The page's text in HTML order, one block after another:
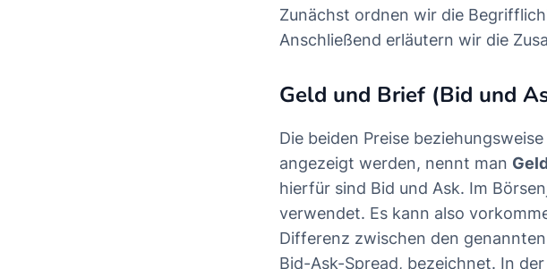
Zunächst ordnen wir die
Anschließend erläutern wir die
Geld und Brief (Bid und
Die beiden Preise
angezeigt werden, nennt man
hierfür sind Bid und Ask. Im
verwendet. Es kann also
Differenz zwischen den
Bid-Ask-Spread, bezeichnet. In